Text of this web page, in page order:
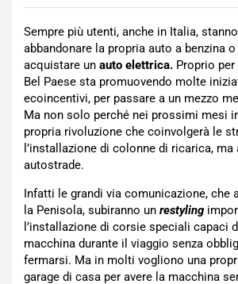
Sempre più utenti, anche in Italia,
abbandonare la propria auto a benzina
acquistare un auto elettrica. Proprio
Bel Paese sta promuovendo molte
ecoincentivi, per passare a un mezzo
Ma non solo perché nei prossimi mesi
propria rivoluzione che coinvolgerà le
l’installazione di colonne di ricarica, ma
autostrade.
Infatti le grandi via comunicazione, che
la Penisola, subiranno un restyling
l’installazione di corsie speciali capaci
macchina durante il viaggio senza
fermarsi. Ma in molti vogliono una
garage di casa per avere la macchina